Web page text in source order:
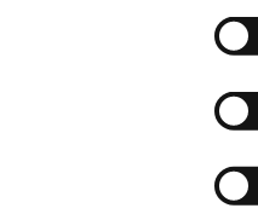
Hollolassa on
laitteistosta.
säästöä 15-20